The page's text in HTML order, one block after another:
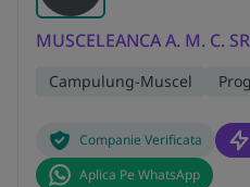
MUSCELEANCA A. M. C.
Campulung-Muscel
Companie Verificata
Aplica Pe WhatsApp